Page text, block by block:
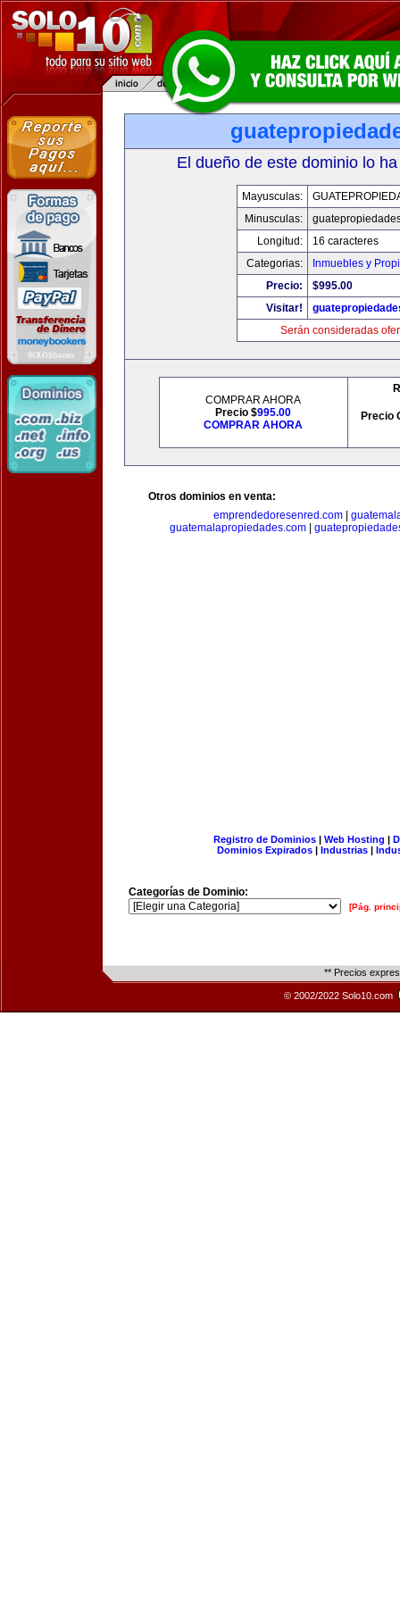
El dueño de este dominio lo
Mayusculas:
Minusculas:
Longitud:
16 caracteres
Categorias:
Inmuebles y
Precio:
$995.00
Visitar!
Serán consideradas
COMPRAR AHORA
Precio $995.00
COMPRAR AHORA
Precio
Otros dominios en venta:
emprendedoresenred.com|
guatemalapropiedades.com|
Registro de Dominios| Web Hosting |
Dominios Expirados | Industrias |
Categorías de Dominio:
[Pág.
** Precios
© 2002/2022 Solo10.com